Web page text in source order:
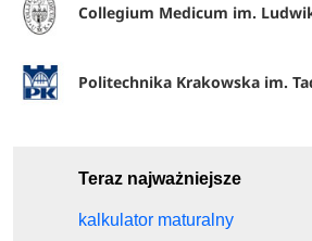
Collegium Medicum im. Ludwika
Politechnika Krakowska im.
Teraz najważniejsze
kalkulator maturalny